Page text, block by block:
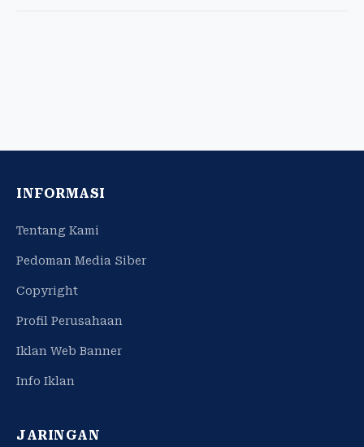
INFORMASI
Tentang Kami
Pedoman Media Siber
Copyright
Profil Perusahaan
Iklan Web Banner
Info Iklan
JARINGAN